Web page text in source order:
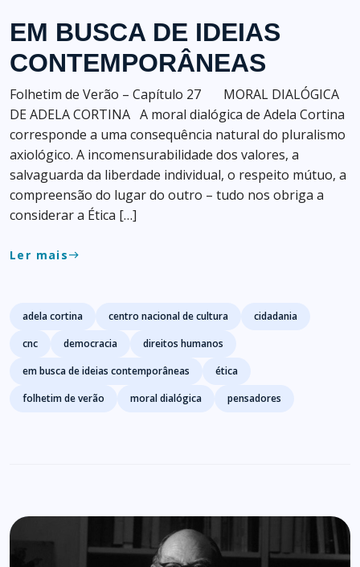
EM BUSCA DE IDEIAS
CONTEMPORÂNEAS
Folhetim de Verão – Capítulo 27 MORAL DIALÓGICA
DE ADELA CORTINA A moral dialógica de Adela Cortina
corresponde a uma consequência natural do pluralismo
axiológico. A incomensurabilidade dos valores, a
salvaguarda da liberdade individual, o respeito mútuo, a
compreensão do lugar do outro – tudo nos obriga a
considerar a Ética […]
Ler maiseast
Tags
adela cortina centro nacional de cultura
cidadania
cnc
democracia
direitos humanos
em busca de ideias contemporâneas
ética
folhetim de verão
moral dialógica pensadores